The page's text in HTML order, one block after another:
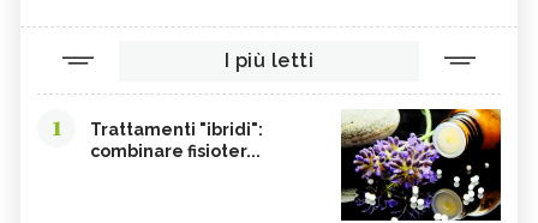
I più letti
1
Trattamenti "ibridi":
combinare fisioter...